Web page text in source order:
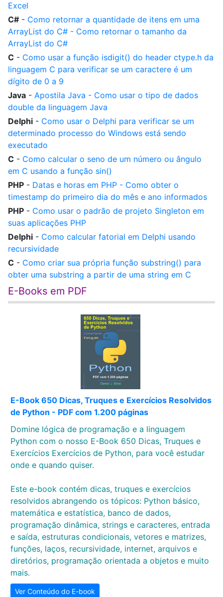
Excel
C# - Como retornar a quantidade de itens em uma
ArrayList do C# - Como retornar o tamanho da
ArrayList do C#
C - Como usar a função isdigit() do header ctype.h da
linguagem C para verificar se um caractere é um
dígito de 0 a 9
Java - Apostila Java - Como usar o tipo de dados
double da linguagem Java
Delphi - Como usar o Delphi para verificar se um
determinado processo do Windows está sendo
executado
C - Como calcular o seno de um número ou ângulo
em C usando a função sin()
PHP - Datas e horas em PHP - Como obter o
timestamp do primeiro dia do mês e ano informados
PHP - Como usar o padrão de projeto Singleton em
suas aplicações PHP
Delphi - Como calcular fatorial em Delphi usando
recursividade
C - Como criar sua própria função substring() para
obter uma substring a partir de uma string em C
E-Books em PDF
E-Book 650 Dicas, Truques e Exercícios Resolvidos
de Python - PDF com 1.200 páginas
Domine lógica de programação e a linguagem
Python com o nosso E-Book 650 Dicas, Truques e
Exercícios Exercícios de Python, para você estudar
onde e quando quiser.
Este e-book contém dicas, truques e exercícios
resolvidos abrangendo os tópicos: Python básico,
matemática e estatística, banco de dados,
programação dinâmica, strings e caracteres, entrada
e saída, estruturas condicionais, vetores e matrizes,
funções, laços, recursividade, internet, arquivos e
diretórios, programação orientada a objetos e muito
mais.
Ver Conteúdo do E-book